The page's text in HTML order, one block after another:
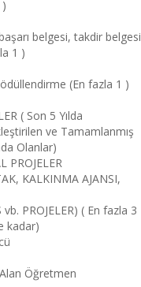
belgesi, takdir belgesi
1 )
ödüllendirme (En fazla 1 )
( Son 5 Yılda
ve Tamamlanmış
Olanlar)
PROJELER
KALKINMA AJANSI,
vb. PROJELER) ( En fazla 3
kadar)
Öğretmen